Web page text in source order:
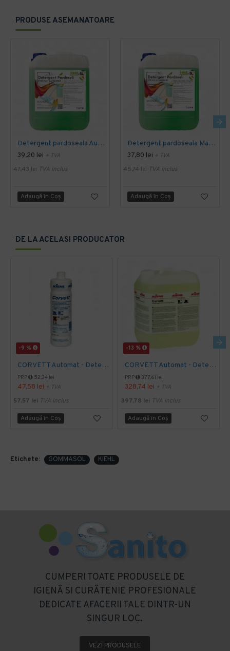
PRODUSE ASEMANATOARE
Detergent pardoseala Automat premium AQAS
39,20 lei + TVA
47,43 lei TVA inclus
Adaugă în Coş
Detergent pardoseala Manual premium 5L Canistra AQAS
37,80 lei + TVA
45,74 lei TVA inclus
Adaugă în Coş
DE LA ACELASI PRODUCATOR
-9 %
CORVETT Automat - Detergent decapant pentru gresie si faianta, 1 L, Kiehl
PRP 52,34 lei
47,58 lei + TVA
57,57 lei TVA inclus
Adaugă în Coş
-13 %
CORVETT Automat - Detergent decapant pentru gresie si faianta, 10 L, Kiehl
PRP 377,61 lei
328,74 lei + TVA
397,78 lei TVA inclus
Adaugă în Coş
Etichete: GOMMASOL KIEHL
CUMPERI TOATE PRODUSELE DE
IGIENĂ SI CURĂTENIE PROFESIONALE
DEDICATE AFACERII TALE DINTR-UN
SINGUR LOC.
VEZI PRODUSELE